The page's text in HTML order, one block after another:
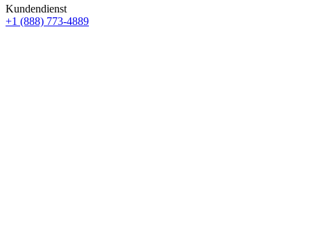
Kundendienst
+1 (888) 773-4889